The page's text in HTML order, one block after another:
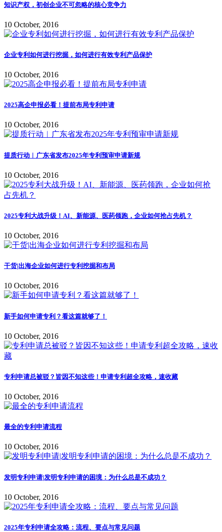
知识产权，初创企业不可忽略的核心竞争力
10 October, 2016
企业专利如何进行挖掘，如何进行有效专利产品保护
10 October, 2016
2025高企申报必看！提前布局专利申请
10 October, 2016
提质行动︱广东省发布2025年专利预审申请新规
10 October, 2016
2025专利大战升级！AI、新能源、医药领跑，企业如何抢占先机？
10 October, 2016
干货|出海企业如何进行专利挖掘和布局
10 October, 2016
新手如何申请专利？看这篇就够了！
10 October, 2016
专利申请总被驳？皆因不知这些！申请专利超全攻略，速收藏
10 October, 2016
最全的专利申请流程
10 October, 2016
发明专利申请|发明专利申请的困境：为什么总是不成功？
10 October, 2016
2025年专利申请全攻略：流程、要点与常见问题